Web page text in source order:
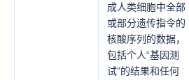
成人类细胞中全部
或部分遗传指令的
核酸序列的数据，
包括个人“基因测
试”的结果和任何